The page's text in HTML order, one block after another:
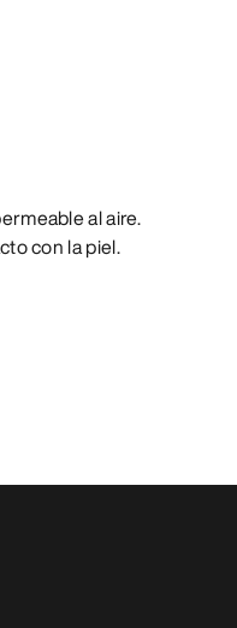
al aire.
con la piel.